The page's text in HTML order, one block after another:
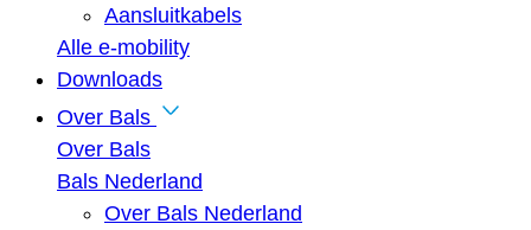
Aansluitkabels
Alle e-mobility
Downloads
Over Bals
Over Bals
Bals Nederland
Over Bals Nederland